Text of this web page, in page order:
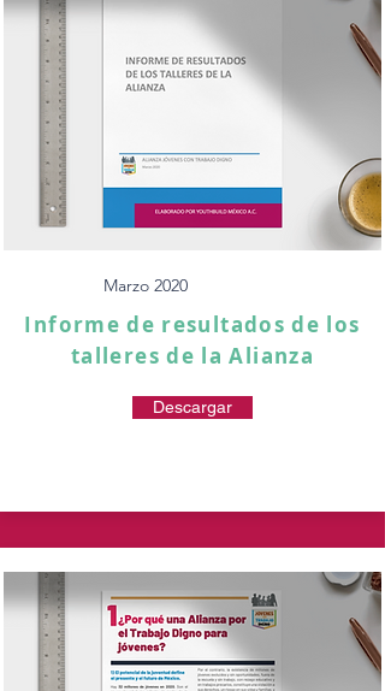
Marzo 2020
Informe de resultados de los
talleres de la Alianza
Descargar